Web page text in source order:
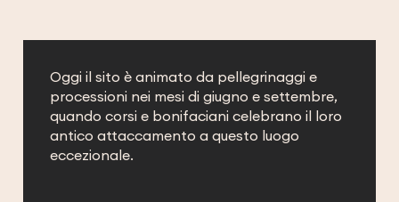
Oggi il sito è animato da pellegrinaggi e
processioni nei mesi di giugno e settembre,
quando corsi e bonifaciani celebrano il loro
antico attaccamento a questo luogo
eccezionale.